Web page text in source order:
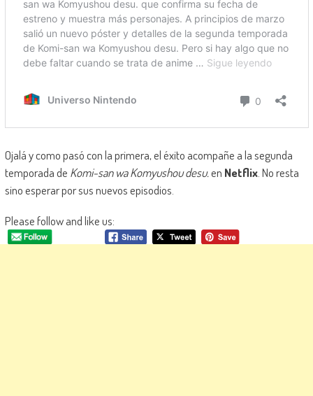
Ojalá y como pasó con la primera, el éxito acompañe a la segunda
temporada de Komi-san wa Komyushou desu.en Netflix. No resta
sino esperar por sus nuevos episodios.
Please follow and like us: